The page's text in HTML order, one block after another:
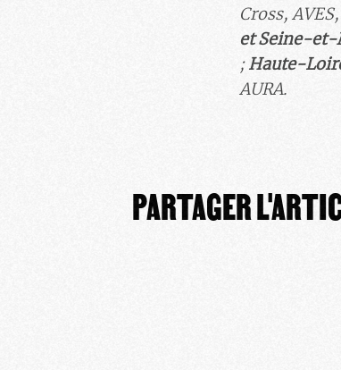
Cross, AVES,
et Seine-et-
; Haute-
AURA.
PARTAGER